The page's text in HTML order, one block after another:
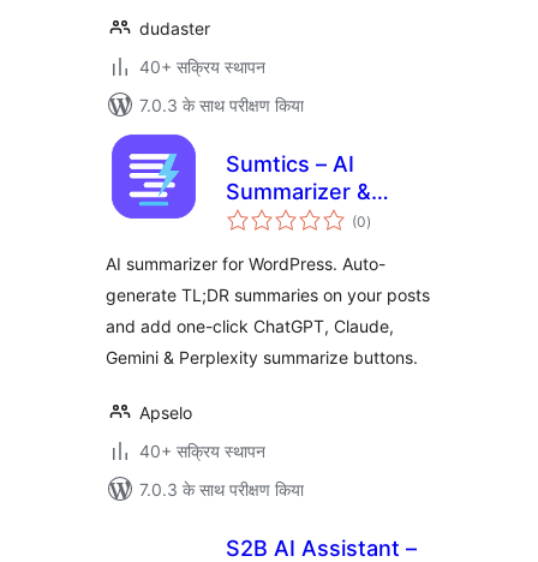
dudaster
40+ सक्रिय स्थापन
7.0.3 के साथ परीक्षण किया
Sumtics – AI
Summarizer &
TL;DR Generator
(0कुल
दर)
AI summarizer for WordPress. Auto-
generate TL;DR summaries on your posts
and add one-click ChatGPT, Claude,
Gemini & Perplexity summarize buttons.
Apselo
40+ सक्रिय स्थापन
7.0.3 के साथ परीक्षण किया
S2B AI Assistant –